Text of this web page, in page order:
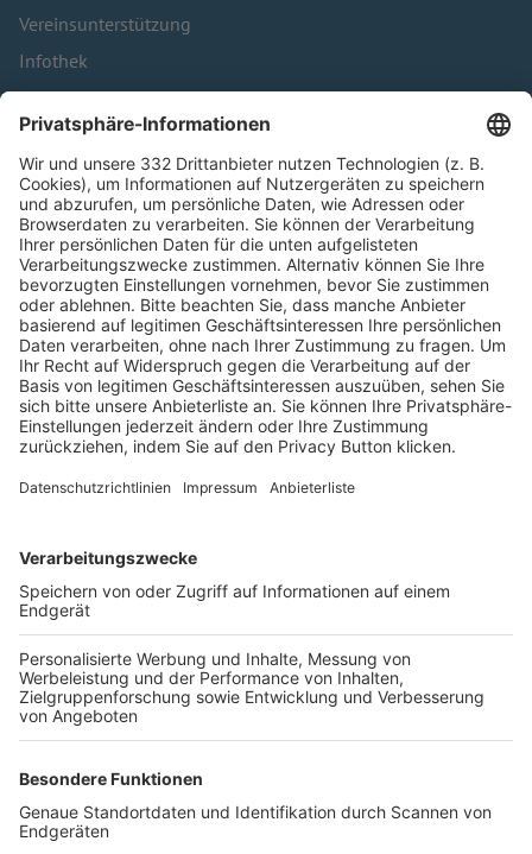
Vereinsunterstützung
Infothek
Kontakt
HÄUFIG BESUCHTE SEITEN
Pässe und Vereinswechsel
Trainerausbildung
Schulungsangebot Vereinsmitarbeiter
BFV-Geschäftsstellen
Trainerbörse
Login SpielPlus
FOLGE DEM BFV
TOP-VEREINE
TOP-PARTNER